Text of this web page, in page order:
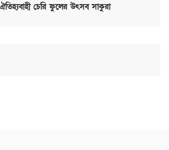
চেরি ফুলের উৎসব সাকুরা